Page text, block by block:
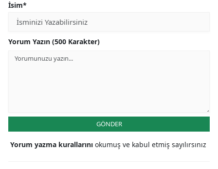
İsim*
Yorum Yazın (500 Karakter)
GÖNDER
Yorum yazma kurallarını okumuş ve kabul etmiş sayılırsınız